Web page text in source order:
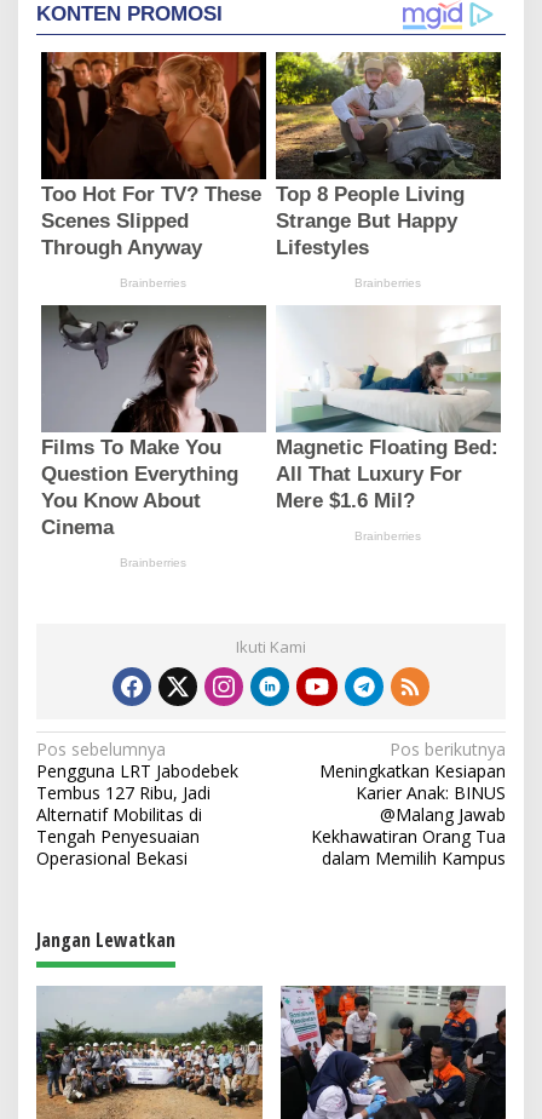
Ikuti Kami
N
a
v
i
a
s
i
p
o
s
Pos sebelumnya
Pengguna LRT Jabodebek
Tembus 127 Ribu, Jadi
Alternatif Mobilitas di
Tengah Penyesuaian
Operasional Bekasi
Pos berikutnya
Meningkatkan Kesiapan
Karier Anak: BINUS
@Malang Jawab
Kekhawatiran Orang Tua
dalam Memilih Kampus
Jangan Lewatkan